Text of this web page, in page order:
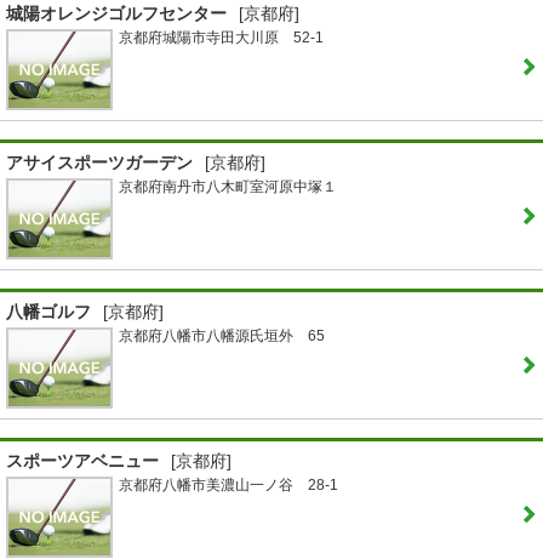
城陽オレンジゴルフセンター [京都府]
京都府城陽市寺田大川原 52-1
アサイスポーツガーデン [京都府]
京都府南丹市八木町室河原中塚１
八幡ゴルフ [京都府]
京都府八幡市八幡源氏垣外 65
スポーツアベニュー [京都府]
京都府八幡市美濃山一ノ谷 28-1